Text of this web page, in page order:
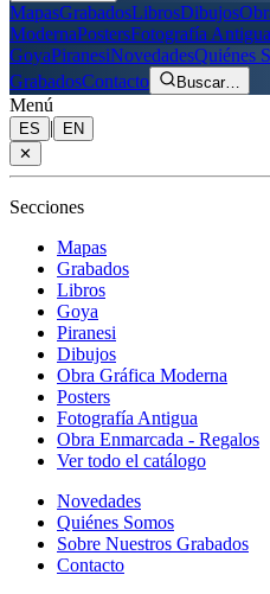
MapasGrabadosLibrosDibujos
ModernaPostersFotografía Antigua
GoyaPiranesiNovedadesQuiénes
GrabadosContacto Buscar…
Menú
ES |
EN
✕
Secciones
Mapas
Grabados
Libros
Goya
Piranesi
Dibujos
Obra Gráfica Moderna
Posters
Fotografía Antigua
Obra Enmarcada - Regalos
Ver todo el catálogo
Novedades
Quiénes Somos
Sobre Nuestros Grabados
Contacto